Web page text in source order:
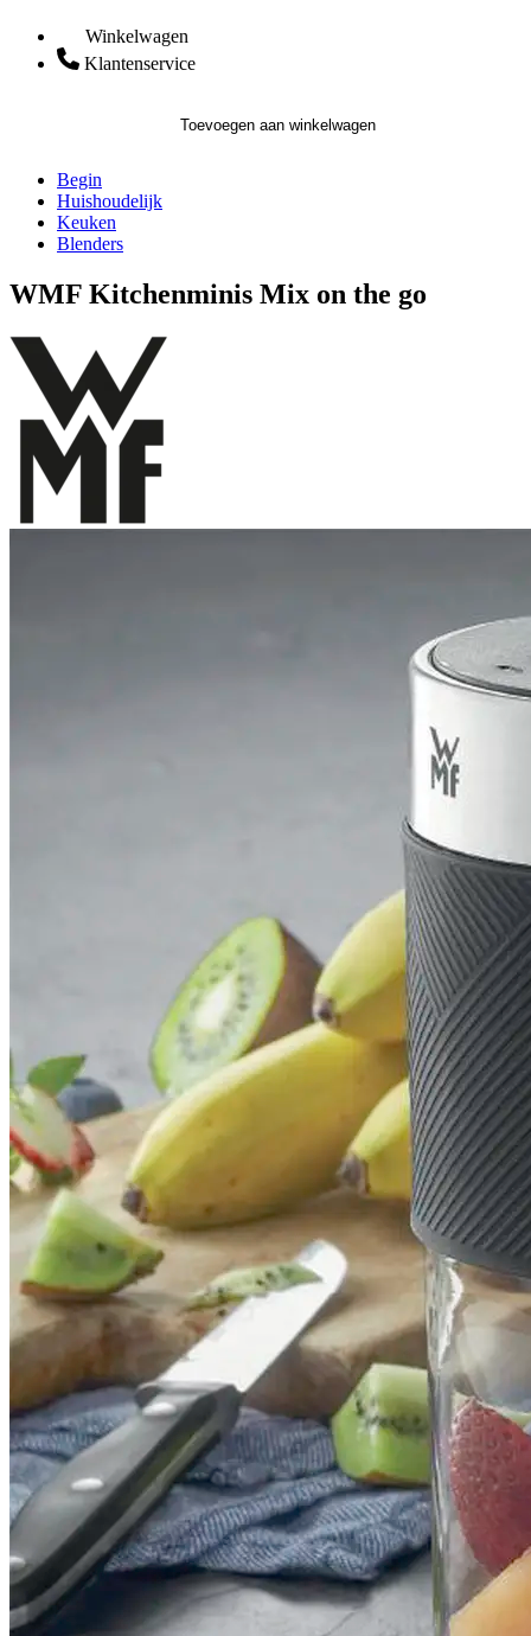
Winkelwagen
Klantenservice
Toevoegen aan winkelwagen
Begin
Huishoudelijk
Keuken
Blenders
WMF Kitchenminis Mix on the go